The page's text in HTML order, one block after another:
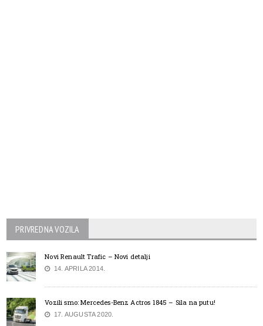
PRIVREDNA VOZILA
Novi Renault Trafic – Novi detalji
14. APRILA 2014.
Vozili smo: Mercedes-Benz Actros 1845 – Sila na putu!
17. AUGUSTA 2020.